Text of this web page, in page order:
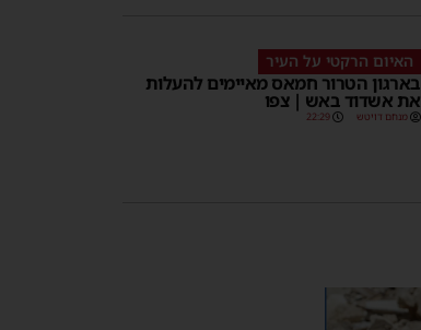
האיום הרקטי על העיר
בארגון הטרור חמאס מאיימים להעלות
את אשדוד באש | צפו
מנחם דויטש 22:29